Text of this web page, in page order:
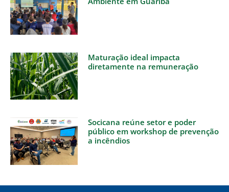
Maturação ideal impacta
diretamente na remuneração
Socicana reúne setor e poder
público em workshop de prevenção
a incêndios